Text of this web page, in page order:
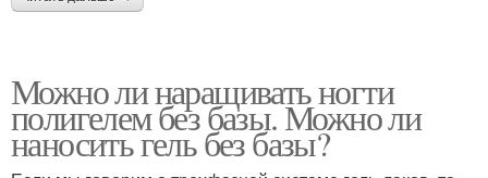
Можно ли наращивать ногти
полигелем без базы. Можно ли
наносить гель без базы?